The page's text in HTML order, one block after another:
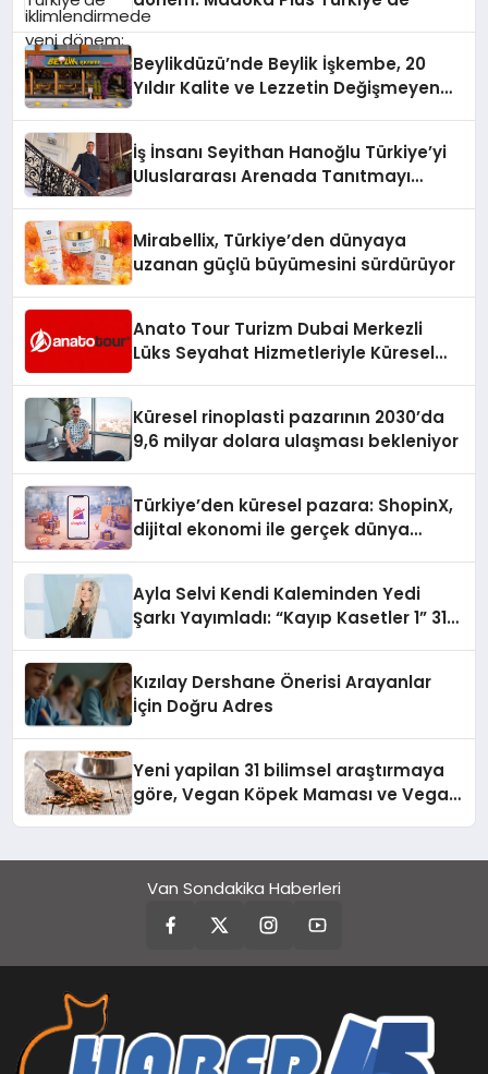
Beylikdüzü’nde Beylik İşkembe, 20
Yıldır Kalite ve Lezzetin Değişmeyen
İş İnsanı Seyithan Hanoğlu Türkiye’yi
Uluslararası Arenada Tanıtmayı
Mirabellix, Türkiye’den dünyaya
uzanan güçlü büyümesini sürdürüyor
Anato Tour Turizm Dubai Merkezli
Lüks Seyahat Hizmetleriyle Küresel
Küresel rinoplasti pazarının 2030’da
9,6 milyar dolara ulaşması bekleniyor
Türkiye’den küresel pazara: ShopinX,
dijital ekonomi ile gerçek dünya
Ayla Selvi Kendi Kaleminden Yedi
Şarkı Yayımladı: “Kayıp Kasetler 1” 31
Kızılay Dershane Önerisi Arayanlar
İçin Doğru Adres
Yeni yapilan 31 bilimsel araştırmaya
göre, Vegan Köpek Maması ve Vegan
Van Sondakika Haberleri